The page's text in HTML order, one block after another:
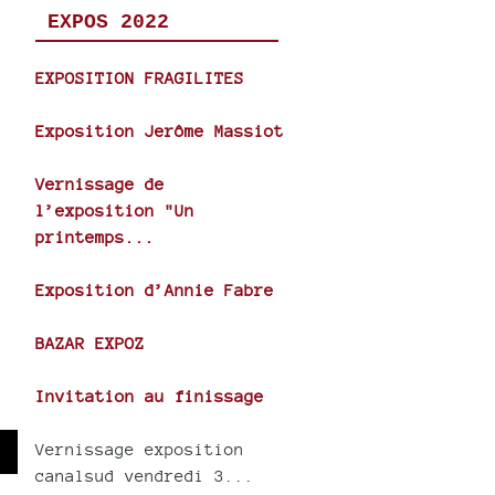
EXPOS 2022
EXPOSITION FRAGILITES
Exposition Jerôme Massiot
Vernissage de
l’exposition "Un
printemps...
Exposition d’Annie Fabre
BAZAR EXPOZ
Invitation au finissage
Vernissage exposition
canalsud vendredi 3...